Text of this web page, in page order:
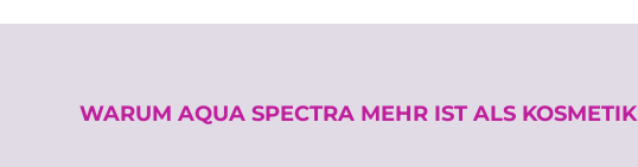
WARUM AQUA SPECTRA MEHR IST ALS KOSMETIK